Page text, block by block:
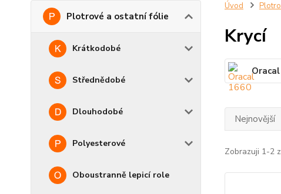
Plotrové a ostatní fólie
Krátkodobé
Střednědobé
Dlouhodobé
Polyesterové
Oboustranně lepicí role
Úvod
Krycí
Nejnovější
Zobrazuji 1-2